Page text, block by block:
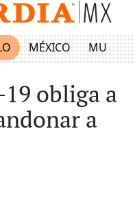
MÉXICO MUNDO
obliga a
a